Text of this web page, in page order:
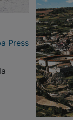
Press